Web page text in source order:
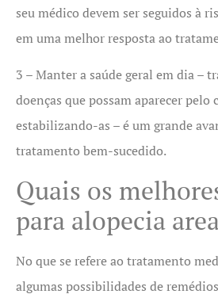
seu médico devem ser seguidos à
em uma melhor resposta ao
3 – Manter a saúde geral em dia –
doenças que possam aparecer pelo
estabilizando-as – é um grande
tratamento bem-sucedido.
Quais os
para alopecia
No que se refere ao tratamento
algumas possibilidades de